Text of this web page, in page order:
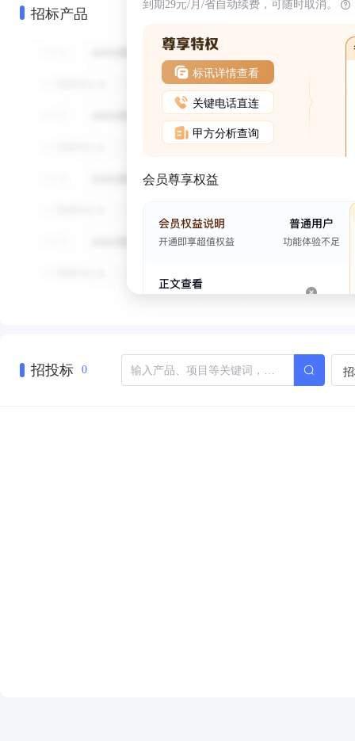
招标产品 到期29元/月/省自动续费，可随时取消。
标讯详情查看
关键电话直连
甲方分析查询
会员尊享权益
招投标 0